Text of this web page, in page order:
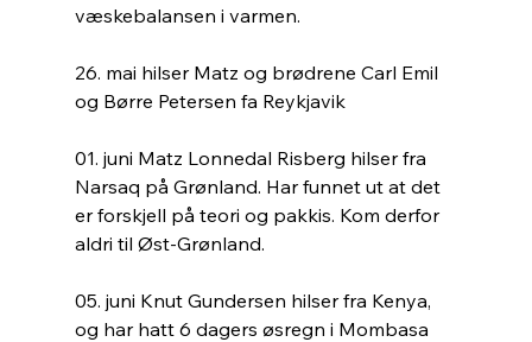
væskebalansen i varmen.
26. mai hilser Matz og brødrene Carl Emil
og Børre Petersen fa Reykjavik
01. juni Matz Lonnedal Risberg hilser fra
Narsaq på Grønland. Har funnet ut at det
er forskjell på teori og pakkis. Kom derfor
aldri til Øst-Grønland.
05. juni Knut Gundersen hilser fra Kenya,
og har hatt 6 dagers øsregn i Mombasa